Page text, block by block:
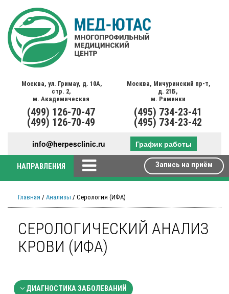
Москва, ул. Гримау, д. 10А,
стр. 2,
м. Академическая
(499) 126-70-47
(499) 126-70-49
Москва, Мичуринский пр-т,
д. 21Б,
м. Раменки
(495) 734-23-41
(495) 734-23-42
info@herpesclinic.ru График работы
НАПРАВЛЕНИЯ Запись на приём
Главная / Анализы / Серология (ИФА)
СЕРОЛОГИЧЕСКИЙ АНАЛИЗ
КРОВИ (ИФА)
ДИАГНОСТИКА ЗАБОЛЕВАНИЙ